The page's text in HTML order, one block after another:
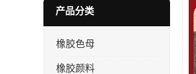
产品分类
橡胶色母
橡胶颜料